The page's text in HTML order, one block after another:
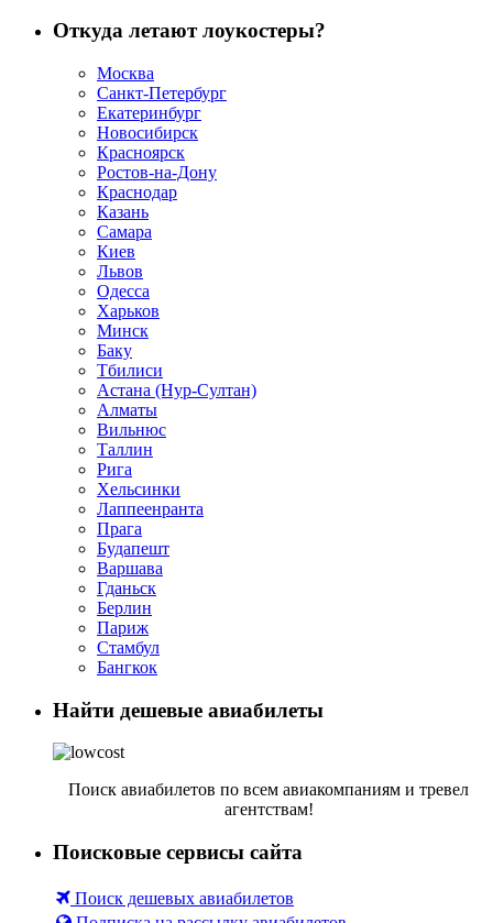
Откуда летают лоукостеры?
Москва
Санкт-Петербург
Екатеринбург
Новосибирск
Красноярск
Ростов-на-Дону
Краснодар
Казань
Самара
Киев
Львов
Одесса
Харьков
Минск
Баку
Тбилиси
Астана (Нур-Султан)
Алматы
Вильнюс
Таллин
Рига
Хельсинки
Лаппеенранта
Прага
Будапешт
Варшава
Гданьск
Берлин
Париж
Стамбул
Бангкок
Найти дешевые авиабилеты
Поиск авиабилетов по всем авиакомпаниям и тревел
агентствам!
Поисковые сервисы сайта
Поиск дешевых авиабилетов